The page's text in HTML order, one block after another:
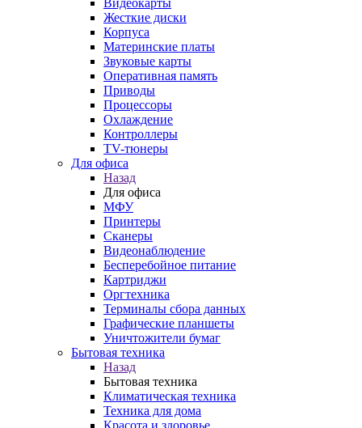
Видеокарты
Жесткие диски
Корпуса
Материнские платы
Звуковые карты
Оперативная память
Приводы
Процессоры
Охлаждение
Контроллеры
TV-тюнеры
Для офиса
Назад
Для офиса
МФУ
Принтеры
Сканеры
Видеонаблюдение
Бесперебойное питание
Картриджи
Оргтехника
Терминалы сбора данных
Графические планшеты
Уничтожители бумаг
Бытовая техника
Назад
Бытовая техника
Климатическая техника
Техника для дома
Красота и здоровье